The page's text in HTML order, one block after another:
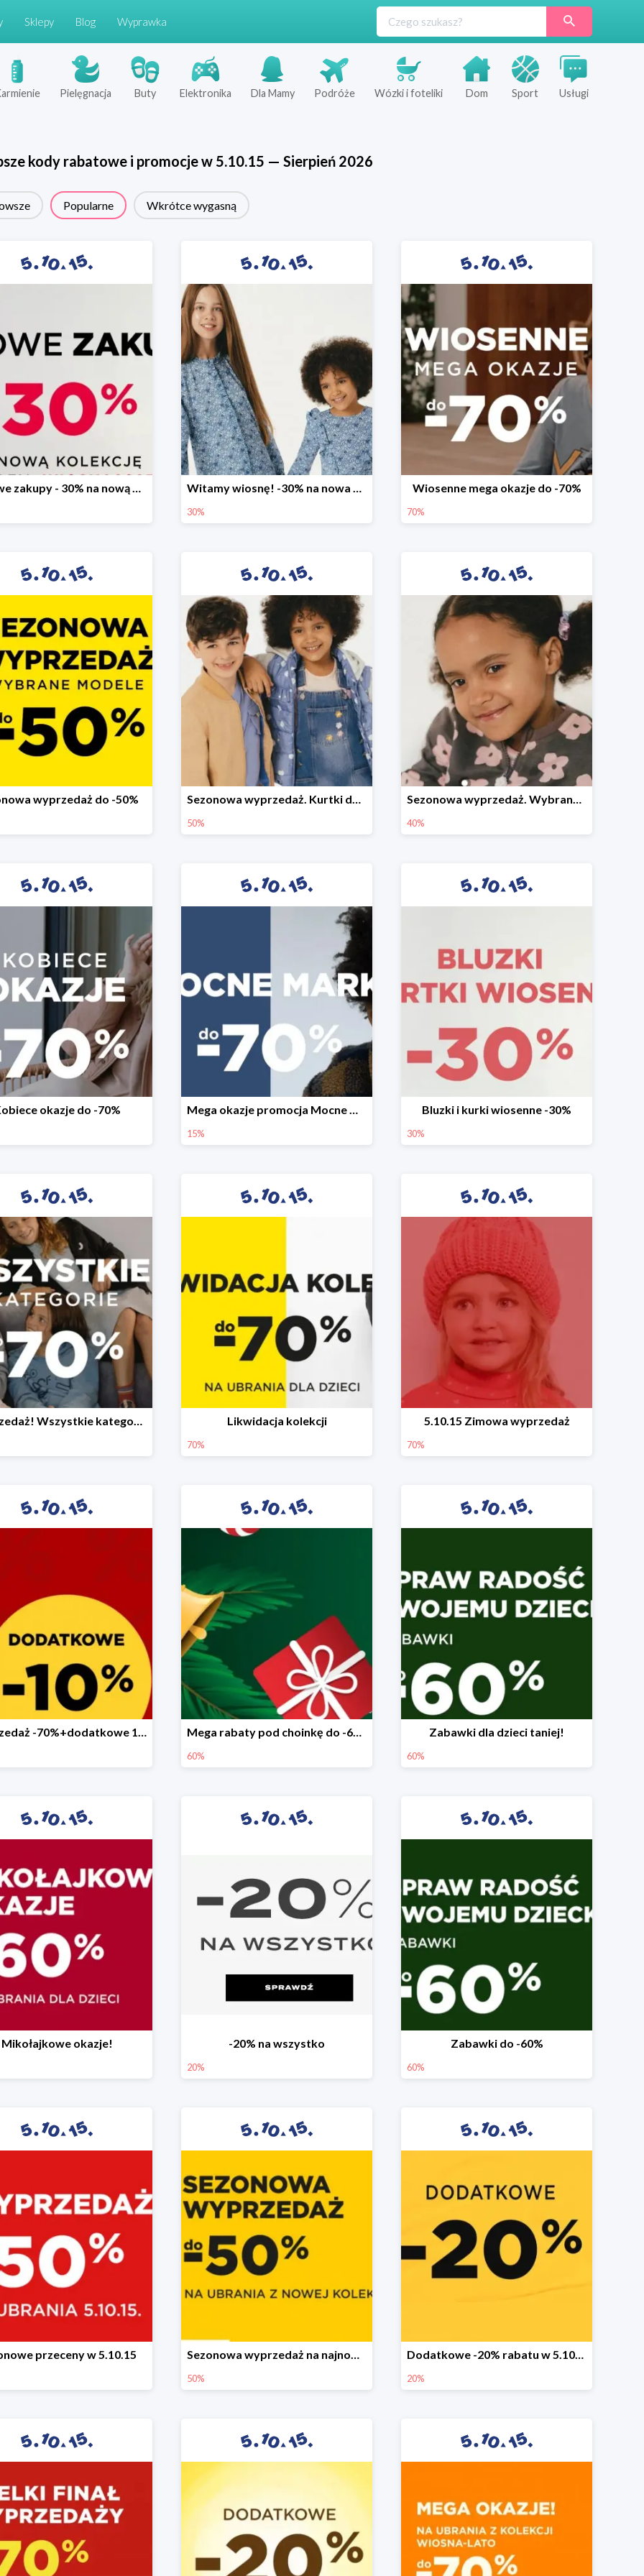
Sklepy Blog Wyprawka
Pielęgnacja Buty Elektronika Dla Mamy Podróże Wózki i foteliki Dom Sport Usługi
kody rabatowe i promocje w 5.10.15 — Sierpień 2026
Popularne Wkrótce wygasną
Stylowe zakupy - 30% na nową kolekcję Witamy wiosnę! -30% na nowa kolekcję
30%
Wiosenne mega okazje do -70%
70%
wyprzedaż do -50% Sezonowa wyprzedaż. Kurtki do -50%
50%
Sezonowa wyprzedaż. Wybrane modele do -40%
40%
okazje do -70% Mega okazje promocja Mocne marki do -70%
15%
Bluzki i kurki wiosenne -30%
30%
Wyprzedaż! Wszystkie kategorie do -70% Likwidacja kolekcji
70%
5.10.15 Zimowa wyprzedaż
70%
Wyprzedaż -70%+dodatkowe 10% Mega rabaty pod choinkę do -60%
60%
Zabawki dla dzieci taniej!
60%
Mikołajkowe okazje! -20% na wszystko
20%
Zabawki do -60%
60%
przeceny w 5.10.15 Sezonowa wyprzedaż na najnowszą kolekcję do -50%
50%
Dodatkowe -20% rabatu w 5.10.15
20%